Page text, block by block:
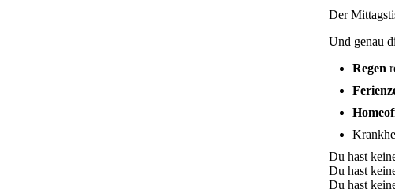
Der
Und genau
Regen
Du hast
Du hast
Du hast